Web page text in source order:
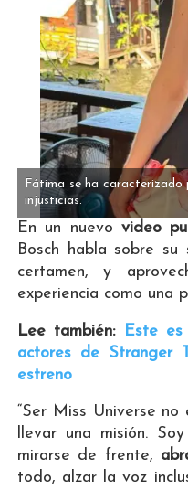
Fátima se ha caracterizado
injusticias.
En un nuevovideo
Bosch habla sobre
certamen, y
experiencia como una
Lee también: Este
actores de Stranger
estreno
“Ser Miss Universe
llevar una misión.
mirarse de frente,
todo, alzar la voz